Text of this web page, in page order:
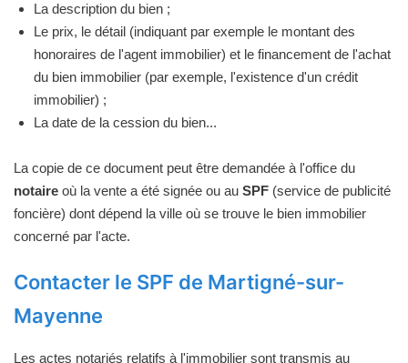
La description du bien ;
Le prix, le détail (indiquant par exemple le montant des
honoraires de l'agent immobilier) et le financement de l'achat
du bien immobilier (par exemple, l'existence d'un crédit
immobilier) ;
La date de la cession du bien...
La copie de ce document peut être demandée à l'office du
notaire où la vente a été signée ou au SPF (service de publicité
foncière) dont dépend la ville où se trouve le bien immobilier
concerné par l'acte.
Contacter le SPF de Martigné-sur-
Mayenne
Les actes notariés relatifs à l'immobilier sont transmis au